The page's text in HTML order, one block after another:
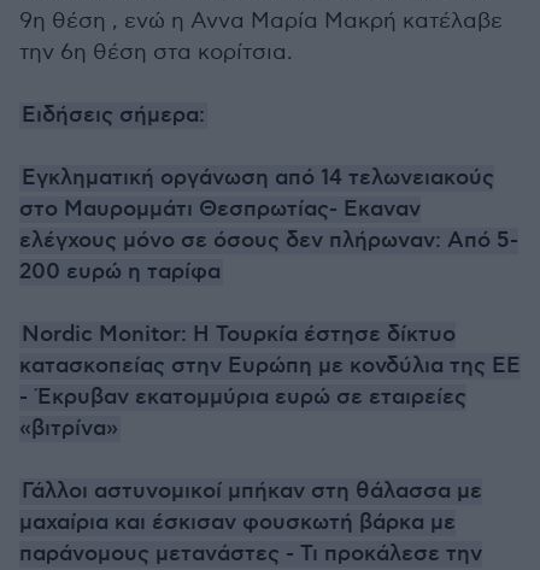
9η θέση , ενώ η Αννα Μαρία Μακρή κατέλαβε
την 6η θέση στα κορίτσια.
Ειδήσεις σήμερα:
Εγκληματική οργάνωση από 14 τελωνειακούς
στο Μαυρομμάτι Θεσπρωτίας- Εκαναν
ελέγχους μόνο σε όσους δεν πλήρωναν: Από 5-
200 ευρώ η ταρίφα
Nordic Monitor: Η Τουρκία έστησε δίκτυο
κατασκοπείας στην Ευρώπη με κονδύλια της ΕΕ
- Έκρυβαν εκατομμύρια ευρώ σε εταιρείες
«βιτρίνα»
Γάλλοι αστυνομικοί μπήκαν στη θάλασσα με
μαχαίρια και έσκισαν φουσκωτή βάρκα με
παράνομους μετανάστες - Τι προκάλεσε την